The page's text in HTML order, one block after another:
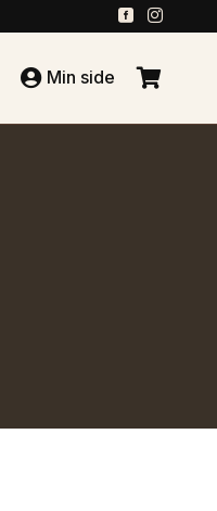
 
 Min side 